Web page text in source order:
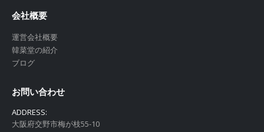
会社概要
運営会社概要
韓菜堂の紹介
ブログ
お問い合わせ
ADDRESS:
大阪府交野市梅が枝55-10